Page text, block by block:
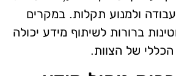
ולמנוע תקלות. במקרים
ברורות לשיתוף מידע יכולה
של הצוות.